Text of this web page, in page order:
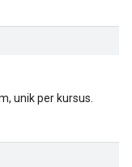
unik per kursus.